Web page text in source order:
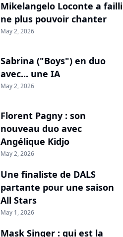
Mikelangelo Loconte a failli
ne plus pouvoir chanter
May 2, 2026
Sabrina ("Boys") en duo
avec... une IA
May 2, 2026
Florent Pagny : son
nouveau duo avec
Angélique Kidjo
May 2, 2026
Une finaliste de DALS
partante pour une saison
All Stars
May 1, 2026
Mask Singer : qui est la